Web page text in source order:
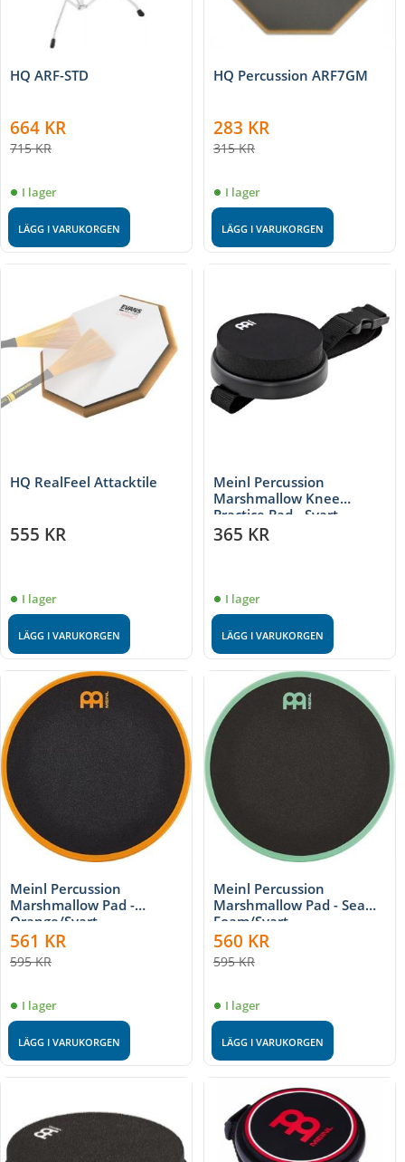
HQ ARF-STD
664 KR
715KR
I lager
LÄGG I VARUKORGEN
HQ Percussion ARF7GM
283 KR
315KR
I lager
LÄGG I VARUKORGEN
HQ RealFeel Attacktile
555 KR
I lager
LÄGG I VARUKORGEN
Meinl Percussion
Marshmallow Knee
Practice Pad - Svart
365 KR
I lager
LÄGG I VARUKORGEN
Meinl Percussion
Marshmallow Pad -
Orange/Svart
561 KR
595KR
I lager
LÄGG I VARUKORGEN
Meinl Percussion
Marshmallow Pad - Sea
Foam/Svart
560 KR
595KR
I lager
LÄGG I VARUKORGEN